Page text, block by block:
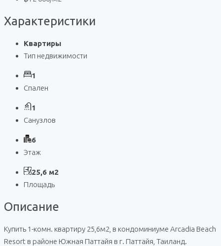
Характеристики
Квартиры
Тип недвижимости
1
Спален
1
Санузлов
6
Этаж
25,6 м2
Площадь
Описание
Купить 1-комн. квартиру 25,6м2, в кондоминиуме Arcadia Beach
Resort в районе Южная Паттайя в г. Паттайя, Таиланд.